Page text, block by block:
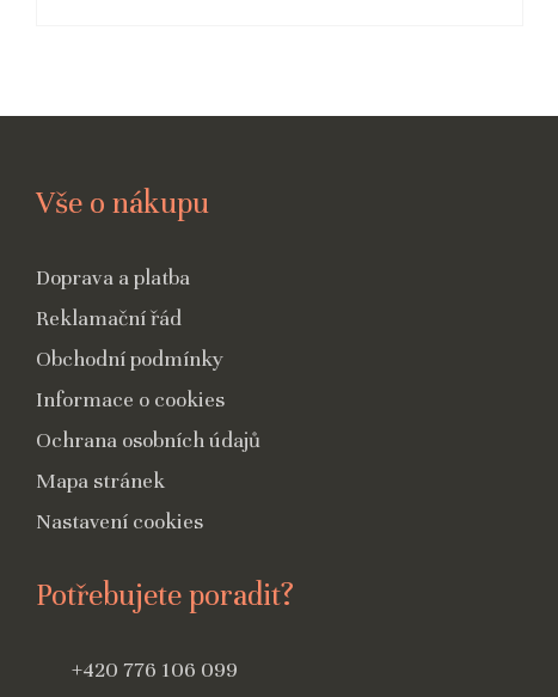
Vše o nákupu
Doprava a platba
Reklamační řád
Obchodní podmínky
Informace o cookies
Ochrana osobních údajů
Mapa stránek
Nastavení cookies
Potřebujete poradit?
+420 776 106 099